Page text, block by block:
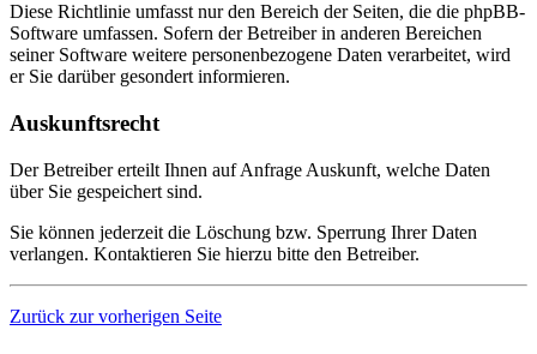
Diese Richtlinie umfasst nur den Bereich der Seiten, die die phpBB-
Software umfassen. Sofern der Betreiber in anderen Bereichen
seiner Software weitere personenbezogene Daten verarbeitet, wird
er Sie darüber gesondert informieren.
Auskunftsrecht
Der Betreiber erteilt Ihnen auf Anfrage Auskunft, welche Daten
über Sie gespeichert sind.
Sie können jederzeit die Löschung bzw. Sperrung Ihrer Daten
verlangen. Kontaktieren Sie hierzu bitte den Betreiber.
Zurück zur vorherigen Seite